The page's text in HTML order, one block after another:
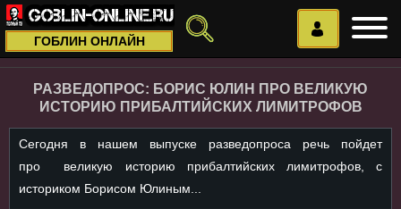
ГОБЛИН ОНЛАЙН
РАЗВЕДОПРОС: БОРИС ЮЛИН ПРО ВЕЛИКУЮ
ИСТОРИЮ ПРИБАЛТИЙСКИХ ЛИМИТРОФОВ
Сегодня в нашем выпуске разведопроса речь пойдет
про великую историю прибалтийских лимитрофов, с
историком Борисом Юлиным...